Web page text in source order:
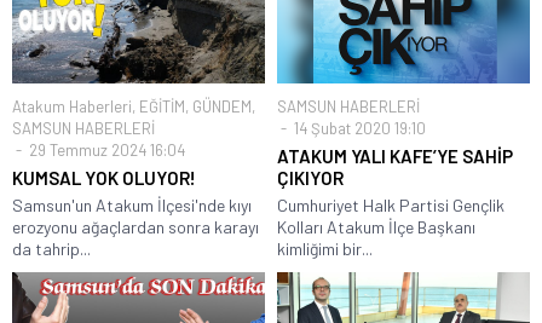
Atakum Haberleri, EĞİTİM, GÜNDEM,
SAMSUN HABERLERİ
29 Temmuz 2024 16:04
KUMSAL YOK OLUYOR!
Samsun'un Atakum İlçesi'nde kıyı
erozyonu ağaçlardan sonra karayı
da tahrip...
SAMSUN HABERLERİ
14 Şubat 2020 19:10
ATAKUM YALI KAFE’YE SAHİP
ÇIKIYOR
Cumhuriyet Halk Partisi Gençlik
Kolları Atakum İlçe Başkanı
kimliğimi bir...